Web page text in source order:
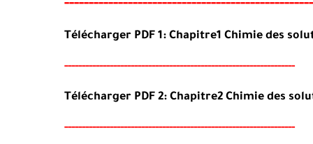
-------------------------
Télécharger PDF 1: Chapitre1 Chimie des
------------------------------------------------------------------
Télécharger PDF 2: Chapitre2 Chimie des
------------------------------------------------------------------